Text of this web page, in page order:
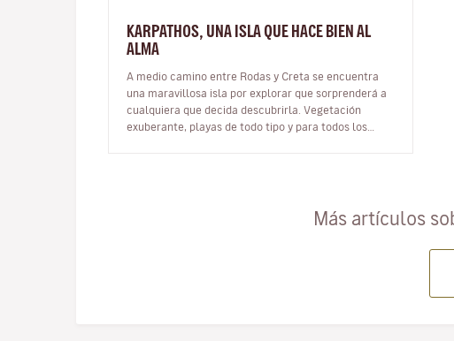
KARPATHOS, UNA ISLA QUE HACE BIEN AL
ALMA
A medio camino entre Rodas y Creta se encuentra
una maravillosa isla por explorar que sorprenderá a
cualquiera que decida descubrirla. Vegetación
exuberante, playas de todo tipo y para todos los
Más artículos